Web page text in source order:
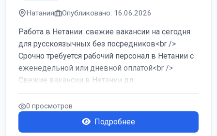
Натания Опубликовано: 16.06.2026
Работа в Нетании: свежие вакансии на сегодня
для русскоязычных без посредников<br />
Срочно требуется рабочий персонал в Нетании с
еженедельной или дневной оплатой<br />
Свежие вакансии в Нетании дл...
0 просмотров
Подробнее